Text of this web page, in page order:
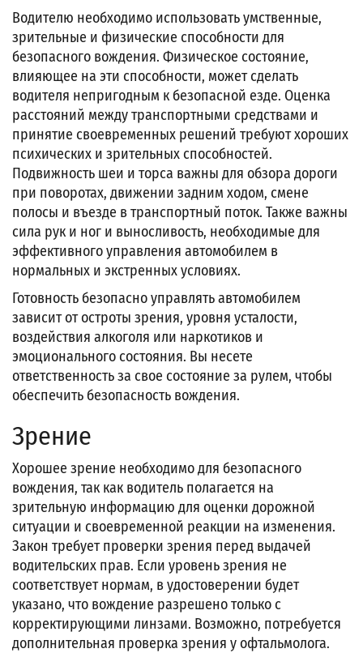
Водителю необходимо использовать умственные,
зрительные и физические способности для
безопасного вождения. Физическое состояние,
влияющее на эти способности, может сделать
водителя непригодным к безопасной езде. Оценка
расстояний между транспортными средствами и
принятие своевременных решений требуют хороших
психических и зрительных способностей.
Подвижность шеи и торса важны для обзора дороги
при поворотах, движении задним ходом, смене
полосы и въезде в транспортный поток. Также важны
сила рук и ног и выносливость, необходимые для
эффективного управления автомобилем в
нормальных и экстренных условиях.
Готовность безопасно управлять автомобилем
зависит от остроты зрения, уровня усталости,
воздействия алкоголя или наркотиков и
эмоционального состояния. Вы несете
ответственность за свое состояние за рулем, чтобы
обеспечить безопасность вождения.
Зрение
Хорошее зрение необходимо для безопасного
вождения, так как водитель полагается на
зрительную информацию для оценки дорожной
ситуации и своевременной реакции на изменения.
Закон требует проверки зрения перед выдачей
водительских прав. Если уровень зрения не
соответствует нормам, в удостоверении будет
указано, что вождение разрешено только с
корректирующими линзами. Возможно, потребуется
дополнительная проверка зрения у офтальмолога.